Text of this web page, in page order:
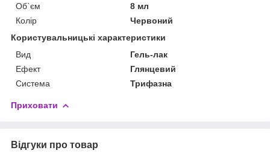
Об`єм
8 мл
Колір
Червоний
Користувальницькі характеристики
Вид
Гель-лак
Ефект
Глянцевий
Система
Трифазна
Приховати
Відгуки про товар